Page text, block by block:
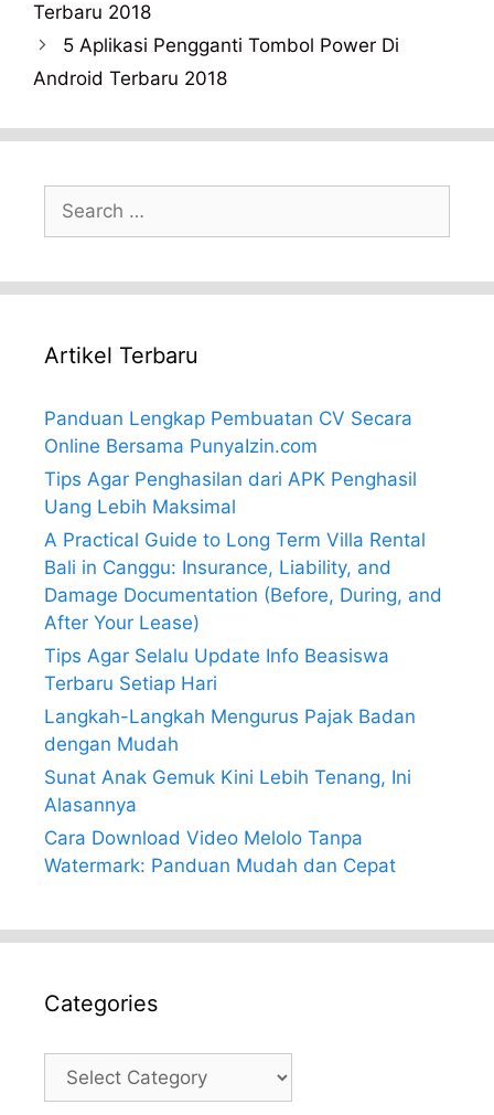
Terbaru 2018
5 Aplikasi Pengganti Tombol Power Di
Android Terbaru 2018
Search
for:
Artikel Terbaru
Panduan Lengkap Pembuatan CV Secara
Online Bersama PunyaIzin.com
Tips Agar Penghasilan dari APK Penghasil
Uang Lebih Maksimal
A Practical Guide to Long Term Villa Rental
Bali in Canggu: Insurance, Liability, and
Damage Documentation (Before, During, and
After Your Lease)
Tips Agar Selalu Update Info Beasiswa
Terbaru Setiap Hari
Langkah-Langkah Mengurus Pajak Badan
dengan Mudah
Sunat Anak Gemuk Kini Lebih Tenang, Ini
Alasannya
Cara Download Video Melolo Tanpa
Watermark: Panduan Mudah dan Cepat
Categories
Categories